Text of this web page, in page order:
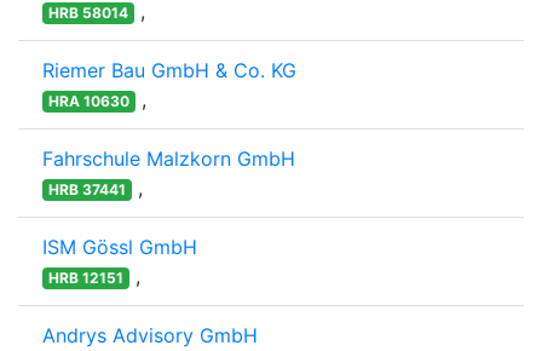
HRB 58014 ,
Riemer Bau GmbH & Co. KG
HRA 10630 ,
Fahrschule Malzkorn GmbH
HRB 37441 ,
ISM Gössl GmbH
HRB 12151 ,
Andrys Advisory GmbH